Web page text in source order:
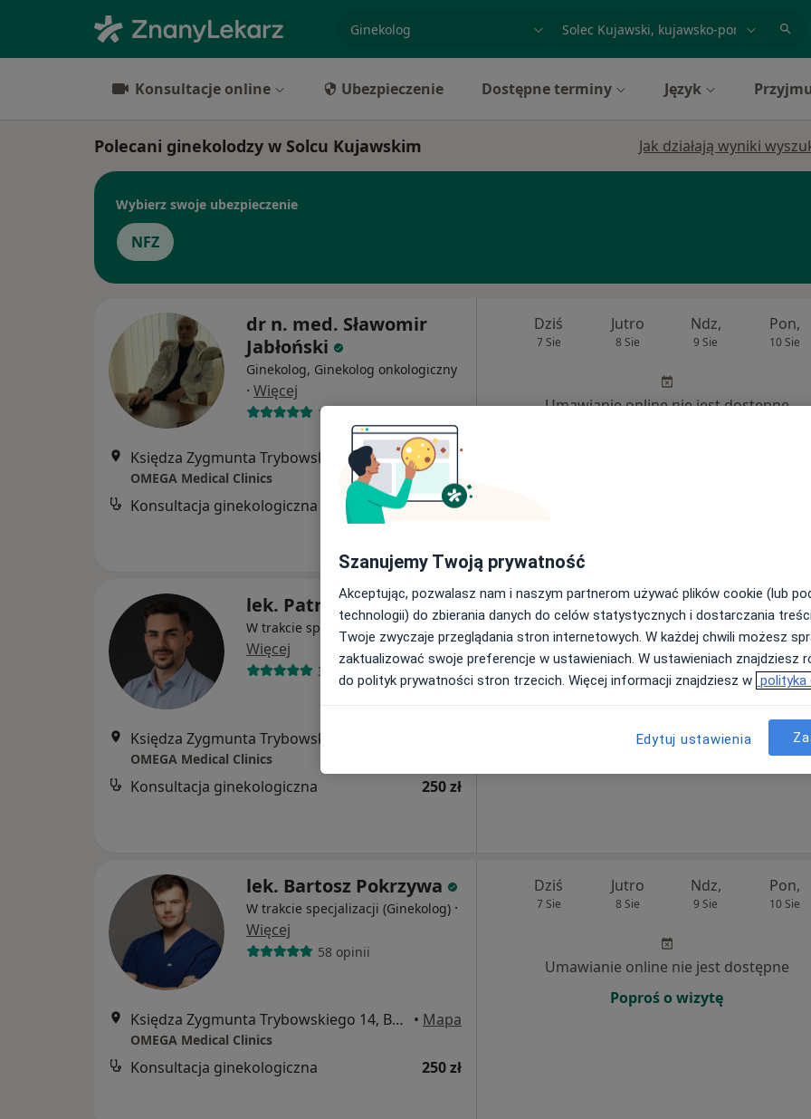
Konsultacje online Ubezpieczenie Dostępne terminy Język
Polecani ginekolodzy w Solcu Kujawskim Jak działają wyniki
Wybierz swoje ubezpieczenie
NFZ
dr n. med. Sławomir
Jabłoński
Ginekolog, Ginekolog onkologiczny
· Więcej
151 opinii
Księdza Zygmunta Trybowskiego 14, Bydgoszcz • Mapa
OMEGA Medical Clinics
Konsultacja ginekologiczna 250 zł
Dziś
7 Sie
Jutro
8 Sie
Ndz,
9 Sie
Pon,
10 Sie
Umawianie online nie jest dostępne
lek. Patryk Zawalski
W trakcie specjalizacji (Ginekolog)
Więcej
3 opinie
OMEGA Medical Clinics
Konsultacja ginekologiczna 250 zł
Dziś
7 Sie
Jutro
8 Sie
Ndz,
9 Sie
Pon,
10 Sie
Umawianie online nie jest dostępne
lek. Bartosz Pokrzywa
W trakcie specjalizacji (Ginekolog) ·
Więcej
58 opinii
Księdza Zygmunta Trybowskiego 14, Bydgoszcz • Mapa
OMEGA Medical Clinics
Konsultacja ginekologiczna 250 zł
Dziś
7 Sie
Jutro
8 Sie
Ndz,
9 Sie
Pon,
10 Sie
Umawianie online nie jest dostępne
Poproś o wizytę
Szanujemy Twoją prywatność
Akceptując, pozwalasz nam i naszym partnerom używać plików cookie (lub
technologii) do zbierania danych do celów statystycznych i dostarczania
Twoje zwyczaje przeglądania stron internetowych. W każdej chwili możesz
zaktualizować swoje preferencje w ustawieniach. W ustawieniach znajdziesz
do polityk prywatności stron trzecich. Więcej informacji znajdziesz w polityka
Edytuj ustawienia